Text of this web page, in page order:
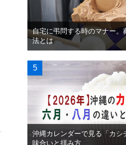
自宅に弔問する時のマナー
法とは
沖縄カレンダーで見る「カ
味合いと拝み方